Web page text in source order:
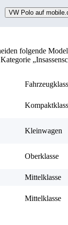
VW Polo auf
folgende
Kleinwagen
Oberklasse
Mittelklasse
Mittelklasse